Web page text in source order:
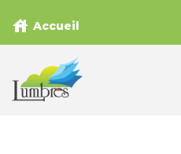
house Accueil